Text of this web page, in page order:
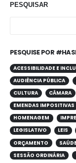
PESQUISAR
PESQUISE POR
ACESSIBILIDADE E
AUDIÊNCIA PÚBLICA
CULTURA
CÂMARA
EMENDAS IMPOSITIVAS
HOMENAGEM
LEGISLATIVO
LEIS
ORÇAMENTO
SESSÃO ORDINÁRIA